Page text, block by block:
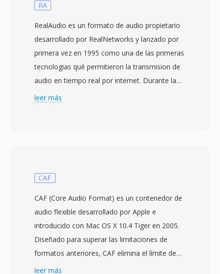
RA
RealAudio es un formato de audio propietario
desarrollado por RealNetworks y lanzado por
primera vez en 1995 como una de las primeras
tecnologias qué permitieron la transmision de
audio en tiempo real por internet. Durante la
era del acceso telefónico, RealAudio fue
minutos podia tardar 30 minutos en
múltiples generaciones de códecs: las primeras
versiones usaban códecs de voz de baja tasa
de bits para modems de 14.4 kbps, mientras
qué las iteraciones posteriores (RealAudio 10,
basado en AAC) ofrecian calidad cercana al CD.
leer más
CAF
CAF (Core Audio Format) es un contenedor de
audio flexible desarrollado por Apple e
introducido con Mac OS X 10.4 Tiger en 2005.
Diseñado para superar las limitaciones de
formatos anteriores, CAF elimina el límite de
tamaño de archivo de 4 GB qué restringe a
leer más